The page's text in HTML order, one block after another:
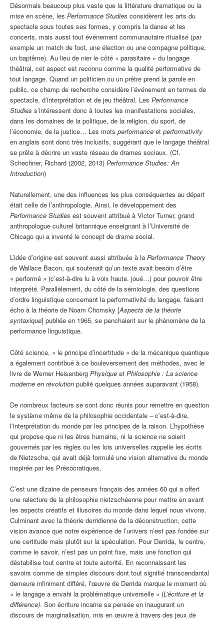
Désormais beaucoup plus vaste que la littérature dramatique ou la
mise en scène, les Performance Studies considèrent les arts du
spectacle sous toutes ses formes, y compris la danse et les
concerts, mais aussi tout événement communautaire ritualisé (par
exemple un match de foot, une élection ou une compagne politique,
un baptême). Au lieu de nier le côté « parasitaire » du langage
théâtral, cet aspect est reconnu comme la qualité performative de
tout langage. Quand un politicien ou un prêtre prend la parole en
public, ce champ de recherche considère l’événement en termes de
spectacle, d’interprétation et de jeu théâtral. Les Performance
Studies s’intéressent donc à toutes les manifestations sociales,
dans les domaines de la politique, de la religion, du sport, de
l’économie, de la justice… Les mots performance et performativity
en anglais sont donc très inclusifs, suggérant que le langage théâtral
se prête à décrire un vaste réseau de drames sociaux. (Cf.
Schechner, Richard (2002, 2013) Performance Studies: An
Introduction)
Naturellement, une des influences les plus conséquentes au départ
était celle de l’anthropologie. Ainsi, le développement des
Performance Studies est souvent attribué à Victor Turner, grand
anthropologue culturel britannique enseignant à l’Université de
Chicago qui a inventé le concept de drame social.
L’idée d’origine est souvent aussi attribuée à la Performance Theory
de Wallace Bacon, qui soutenait qu’un texte avait besoin d’être
« performé » (c’est-à-dire lu à voix haute, joué…) pour pouvoir être
interprété. Parallèlement, du côté de la sémiologie, des questions
d’ordre linguistique concernant la performativité du langage, faisant
écho à la théorie de Noam Chomsky [Aspects de la théorie
syntaxique] publiée en 1965, se penchaient sur le phénomène de la
performance linguistique.
Côté science, « le principe d’incertitude » de la mécanique quantique
a également contribué à ce bouleversement des méthodes, avec le
livre de Werner Heisenberg Physique et Philosophie : La science
moderne en révolution publié quelques années auparavant (1958).
De nombreux facteurs se sont donc réunis pour remettre en question
le système même de la philosophie occidentale – c’est-à-dire,
l’interprétation du monde par les principes de la raison. L’hypothèse
qui propose que ni les êtres humains, ni la science ne soient
gouvernés par les règles ou les lois universelles rappelle les écrits
de Nietzsche, qui avait déjà formulé une vision alternative du monde
inspirée par les Présocratiques.
C’est une dizaine de penseurs français des années 60 qui a offert
une relecture de la philosophie nietzschéenne pour mettre en avant
les aspects créatifs et illusoires du monde dans lequel nous vivons.
Culminant avec la théorie derridienne de la déconstruction, cette
vision avance que notre expérience de l’univers n’est pas fondée sur
une certitude mais plutôt sur la spéculation. Pour Derrida, le centre,
comme le savoir, n’est pas un point fixe, mais une fonction qui
déstabilise tout centre et toute autorité. En reconnaissant les
savoirs comme de simples discours dont tout signifié transcendantal
demeure infiniment différé, l’œuvre de Derrida marque le moment où
« le langage a envahi la problématique universelle » (L’écriture et la
différence). Son écriture incarne sa pensée en inaugurant un
discours de marginalisation, mis en œuvre à travers des jeux de